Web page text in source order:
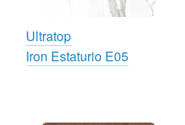
Ultratop
Iron Estaturio E05